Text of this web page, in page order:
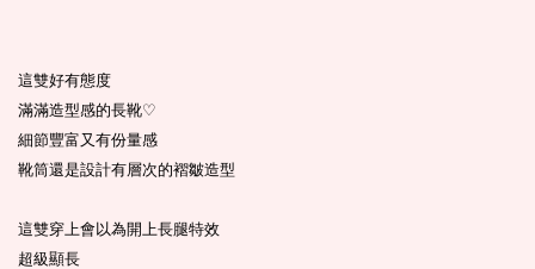
這雙好有態度
滿滿造型感的長靴♡
細節豐富又有份量感
靴筒還是設計有層次的褶皺造型
這雙穿上會以為開上長腿特效
超級顯長